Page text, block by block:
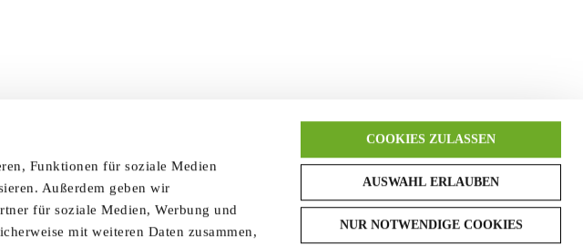
Funktionen für soziale Medien
Außerdem geben wir
für soziale Medien, Werbung und
mit weiteren Daten zusammen,
COOKIES ZULASSEN
AUSWAHL ERLAUBEN
NUR NOTWENDIGE COOKIES